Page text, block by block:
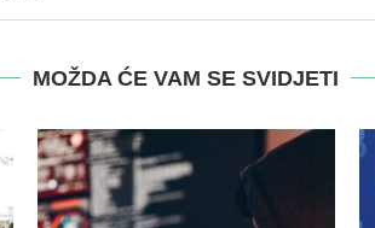
MOŽDA ĆE VAM SE SVIDJETI